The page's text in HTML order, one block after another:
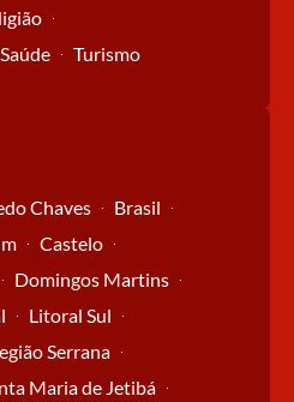
Saúde Turismo
Chaves
Brasil
Castelo
Domingos Martins
Litoral Sul
Serrana
Maria de Jetibá